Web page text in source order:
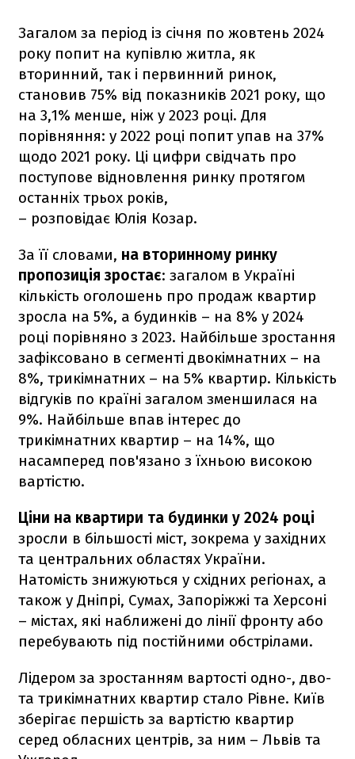
Загалом за період із січня по жовтень 2024
року попит на купівлю житла, як
вторинний, так і первинний ринок,
становив 75% від показників 2021 року, що
на 3,1% менше, ніж у 2023 році. Для
порівняння: у 2022 році попит упав на 37%
щодо 2021 року. Ці цифри свідчать про
поступове відновлення ринку протягом
останніх трьох років,
– розповідає Юлія Козар.
За її словами, на вторинному ринку
пропозиція зростає: загалом в Україні
кількість оголошень про продаж квартир
зросла на 5%, а будинків – на 8% у 2024
році порівняно з 2023. Найбільше зростання
зафіксовано в сегменті двокімнатних – на
8%, трикімнатних – на 5% квартир. Кількість
відгуків по країні загалом зменшилася на
9%. Найбільше впав інтерес до
трикімнатних квартир – на 14%, що
насамперед пов'язано з їхньою високою
вартістю.
Ціни на квартири та будинки у 2024 році
зросли в більшості міст, зокрема у західних
та центральних областях України.
Натомість знижуються у східних регіонах, а
також у Дніпрі, Сумах, Запоріжжі та Херсоні
– містах, які наближені до лінії фронту або
перебувають під постійними обстрілами.
Лідером за зростанням вартості одно-, дво-
та трикімнатних квартир стало Рівне. Київ
зберігає першість за вартістю квартир
серед обласних центрів, за ним – Львів та